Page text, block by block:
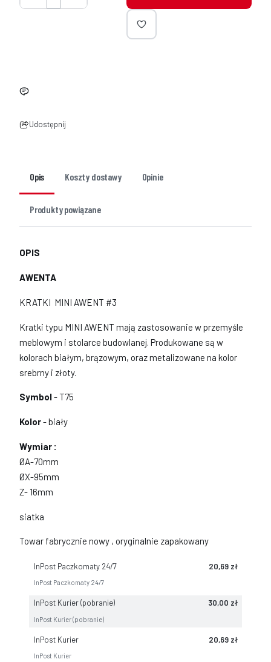
Udostępnij
Opis Koszty dostawy Opinie
Produkty powiązane
OPIS
AWENTA
KRATKI MINI AWENT #3
Kratki typu MINI AWENT mają zastosowanie w przemyśle
meblowym i stolarce budowlanej. Produkowane są w
kolorach białym, brązowym, oraz metalizowane na kolor
srebrny i złoty.
Symbol- T75
Kolor- biały
Wymiar :
ØA-70mm
ØX-95mm
Z- 16mm
siatka
Towar fabrycznie nowy , oryginalnie zapakowany
InPost Paczkomaty 24/7 20,69 zł
InPost Paczkomaty 24/7
InPost Kurier (pobranie) 30,00 zł
InPost Kurier (pobranie)
InPost Kurier 20,69 zł
InPost Kurier